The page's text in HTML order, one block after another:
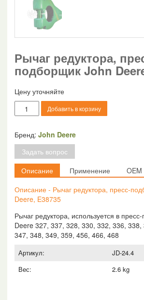
Рычаг редуктора,
подборщик John
Цену уточняйте
Количество
товара
редуктора,
пресс-
подборщик
John
Deere,
Добавить в корзину
Бренд: John Deere
Задать вопрос
Описание
Применение
Описание - Рычаг редуктора, пресс-
Deere, E38735
Рычаг редуктора, используется в
Deere 327, 337, 328, 330, 332, 336, 338,
347, 348, 349, 359, 456, 466, 468
Артикул:
JD-24.4
Вес:
2.6 kg